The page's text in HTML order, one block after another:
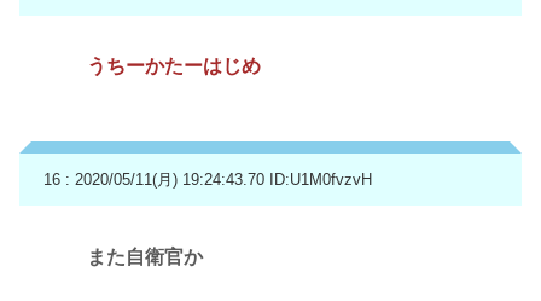
うちーかたーはじめ
16 : 2020/05/11(月) 19:24:43.70 ID:U1M0fvzvH
また自衛官か